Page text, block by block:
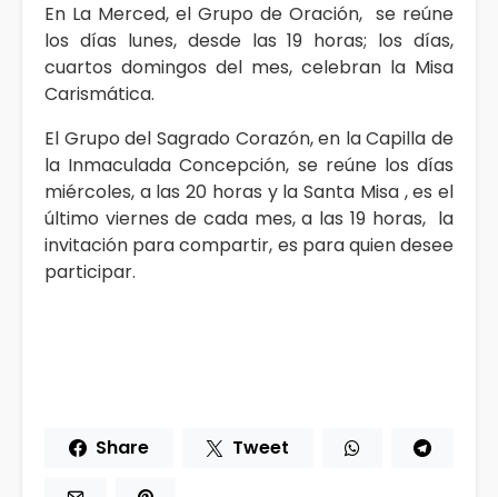
En La Merced, el Grupo de Oración, se reúne
los días lunes, desde las 19 horas; los días,
cuartos domingos del mes, celebran la Misa
Carismática.
El Grupo del Sagrado Corazón, en la Capilla de
la Inmaculada Concepción, se reúne los días
miércoles, a las 20 horas y la Santa Misa , es el
último viernes de cada mes, a las 19 horas, la
invitación para compartir, es para quien desee
participar.
Share Tweet